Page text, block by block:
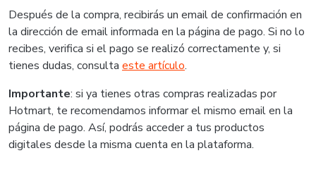
Después de la compra, recibirás un email de confirmación en
la dirección de email informada en la página de pago. Si no lo
recibes, verifica si el pago se realizó correctamente y, si
tienes dudas, consulta este artículo.
Importante: si ya tienes otras compras realizadas por
Hotmart, te recomendamos informar el mismo email en la
página de pago. Así, podrás acceder a tus productos
digitales desde la misma cuenta en la plataforma.